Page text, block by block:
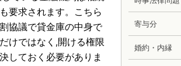
要求されます。こちら
協議で貸金庫の中身で
けではなく,開ける権限
しておく必要がありま
寄与分
婚約・内縁